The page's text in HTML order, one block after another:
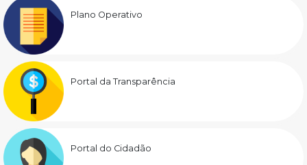
Plano Operativo
Portal da Transparência
Portal do Cidadão